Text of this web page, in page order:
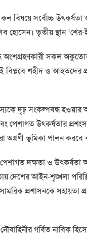
বিষয়ে সর্বোচ্চ
হোসেন। তৃতীয় স্থান
অংশগ্রহণকারী সকল
শহীদ ও আহতদের
দৃঢ় সংকল্পবদ্ধ হওয়ার
পেশাগত উৎকর্ষতার
অগ্রণী ভূমিকা পালন
পেশাগত দক্ষতা ও
আইন-শৃঙ্খলা
প্রশাসনকে সহায়তা
গর্বিত নাবিক